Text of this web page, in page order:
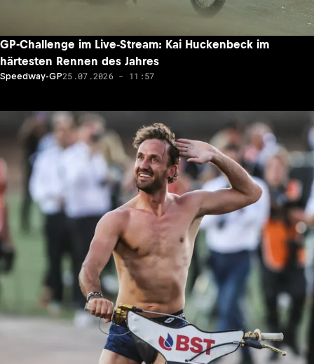
GP-Challenge im Live-Stream: Kai Huckenbeck im
härtesten Rennen des Jahres
Speedway-GP25.07.2026 - 11:57